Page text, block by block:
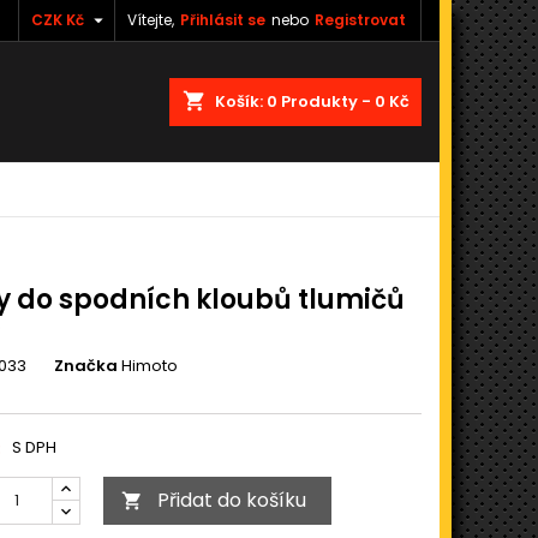
Vítejte, Přihlásit se nebo Registrovat
CZK Kč 
shopping_cart Košík: 0 Produkty - 0 Kč
do spodních kloubů tlumičů
Značka Himoto
S DPH
 Přidat do košíku